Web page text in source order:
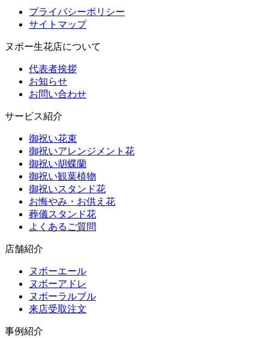
プライバシーポリシー
サイトマップ
ヌボー生花店について
代表者挨拶
お知らせ
お問い合わせ
サービス紹介
御祝い花束
御祝いアレンジメント花
御祝い胡蝶蘭
御祝い観葉植物
御祝いスタンド花
お悔やみ・お供え花
葬儀スタンド花
よくあるご質問
店舗紹介
ヌボーエール
ヌボーアドレ
ヌボーラルブル
来店受取注文
事例紹介